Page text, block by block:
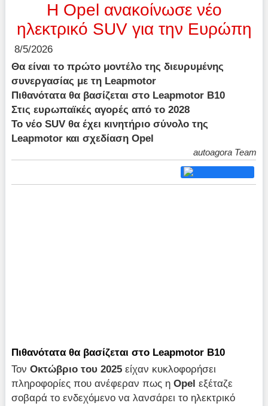
Η Opel ανακοίνωσε νέο
ηλεκτρικό SUV για την Ευρώπη
8/5/2026
Θα είναι το πρώτο μοντέλο της διευρυμένης
συνεργασίας με τη Leapmotor
Πιθανότατα θα βασίζεται στο Leapmotor B10
Στις ευρωπαϊκές αγορές από το 2028
Το νέο SUV θα έχει κινητήριο σύνολο της
Leapmotor και σχεδίαση Opel
autoagora Team
Πιθανότατα θα βασίζεται στο Leapmotor B10
ΤονΟκτώβριο του 2025 είχαν κυκλοφορήσει
πληροφορίες που ανέφεραν πως ηOpel εξέταζε
σοβαρά το ενδεχόμενο να λανσάρει το ηλεκτρικό